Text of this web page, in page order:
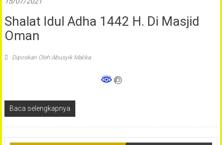
Al-
Makmur
Aceh
Shalat Idul Adha 1442 H. Di Masjid
Oman
Diposkan Oleh:Abusyik Malika
Baca selengkapnya